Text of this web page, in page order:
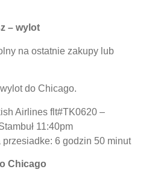
– wylot
na ostatnie zakupy lub
do Chicago.
Airlines flt#TK0620 –
11:40pm
6 godzin 50 minut
Chicago